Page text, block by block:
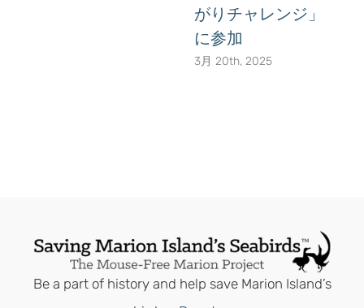
がりチャレンジ」
に参加
3月 20th, 2025
Be a part of history and help save Marion Island’s